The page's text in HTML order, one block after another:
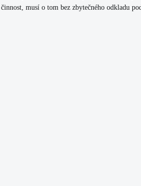
musí o tom bez zbytečného odkladu